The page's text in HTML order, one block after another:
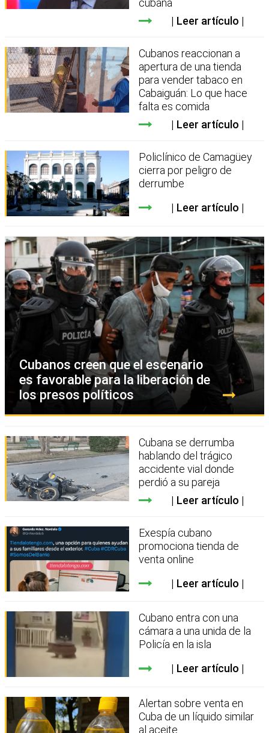
cubana
Leer artículo
Cubanos reaccionan a
apertura de una tienda
para vender tabaco en
Cabaiguán: Lo que hace
falta es comida
Leer artículo
Policlínico de Camagüey
cierra por peligro de
derrumbe
Leer artículo
Cubanos creen que el escenario
es favorable para la liberación de
los presos políticos
Cubana se derrumba
hablando del trágico
accidente vial donde
perdió a su pareja
Leer artículo
Exespía cubano
promociona tienda de
venta online
Leer artículo
Cubano entra con una
cámara a una unida de la
Policía en la isla
Leer artículo
Alertan sobre venta en
Cuba de un líquido similar
al aceite